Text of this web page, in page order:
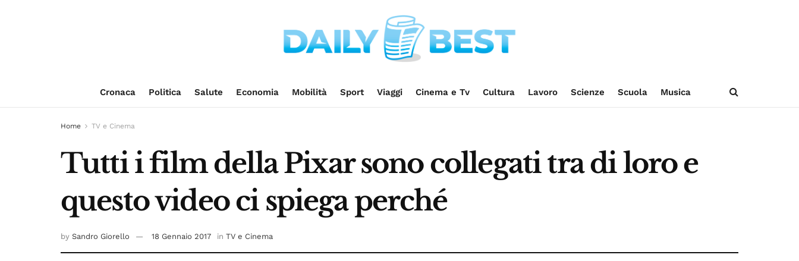
Cronaca Politica Salute Economia Mobilità Sport Viaggi Cinema e Tv Cultura Lavoro Scienze Scuola Musica
Home TV e Cinema
Tutti i film della Pixar sono collegati tra di loro e
questo video ci spiega perché
by Sandro Giorello 18 Gennaio 2017 in TV e Cinema